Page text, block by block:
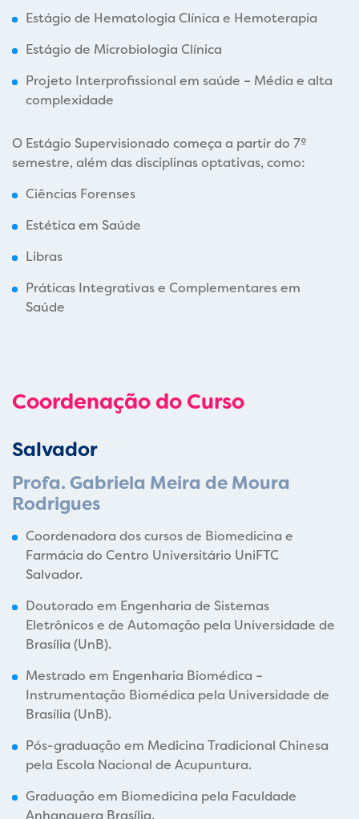
Estágio de Hematologia Clínica e Hemoterapia
Estágio de Microbiologia Clínica
Projeto Interprofissional em saúde – Média e alta
complexidade
O Estágio Supervisionado começa a partir do 7º
semestre, além das disciplinas optativas, como:
Ciências Forenses
Estética em Saúde
Libras
Práticas Integrativas e Complementares em
Saúde
Coordenação do Curso
Salvador
Profa. Gabriela Meira de Moura
Rodrigues
Coordenadora dos cursos de Biomedicina e
Farmácia do Centro Universitário UniFTC
Salvador.
Doutorado em Engenharia de Sistemas
Eletrônicos e de Automação pela Universidade de
Brasília (UnB).
Mestrado em Engenharia Biomédica –
Instrumentação Biomédica pela Universidade de
Brasília (UnB).
Pós-graduação em Medicina Tradicional Chinesa
pela Escola Nacional de Acupuntura.
Graduação em Biomedicina pela Faculdade
Anhanguera Brasília.